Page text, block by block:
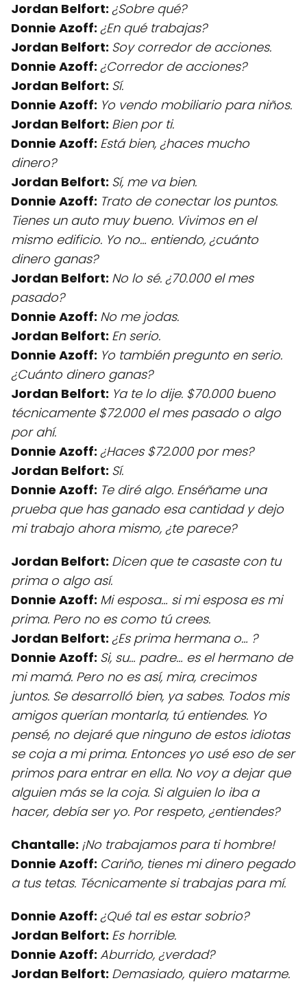
Jordan Belfort: ¿Sobre qué?
Donnie Azoff: ¿En qué trabajas?
Jordan Belfort: Soy corredor de acciones.
Donnie Azoff: ¿Corredor de acciones?
Jordan Belfort: Sí.
Donnie Azoff: Yo vendo mobiliario para niños.
Jordan Belfort: Bien por ti.
Donnie Azoff: Está bien, ¿haces mucho
dinero?
Jordan Belfort: Sí, me va bien.
Donnie Azoff: Trato de conectar los puntos.
Tienes un auto muy bueno. Vivimos en el
mismo edificio. Yo no… entiendo, ¿cuánto
dinero ganas?
Jordan Belfort: No lo sé. ¿70.000 el mes
pasado?
Donnie Azoff: No me jodas.
Jordan Belfort: En serio.
Donnie Azoff: Yo también pregunto en serio.
¿Cuánto dinero ganas?
Jordan Belfort: Ya te lo dije. $70.000 bueno
técnicamente $72.000 el mes pasado o algo
por ahí.
Donnie Azoff: ¿Haces $72.000 por mes?
Jordan Belfort: Sí.
Donnie Azoff: Te diré algo. Enséñame una
prueba que has ganado esa cantidad y dejo
mi trabajo ahora mismo, ¿te parece?
Jordan Belfort: Dicen que te casaste con tu
prima o algo así.
Donnie Azoff: Mi esposa… si mi esposa es mi
prima. Pero no es como tú crees.
Jordan Belfort: ¿Es prima hermana o… ?
Donnie Azoff: Si, su… padre… es el hermano de
mi mamá. Pero no es así, mira, crecimos
juntos. Se desarrolló bien, ya sabes. Todos mis
amigos querían montarla, tú entiendes. Yo
pensé, no dejaré que ninguno de estos idiotas
se coja a mi prima. Entonces yo usé eso de ser
primos para entrar en ella. No voy a dejar que
alguien más se la coja. Si alguien lo iba a
hacer, debía ser yo. Por respeto, ¿entiendes?
Chantalle: ¡No trabajamos para ti hombre!
Donnie Azoff: Cariño, tienes mi dinero pegado
a tus tetas. Técnicamente si trabajas para mí.
Donnie Azoff: ¿Qué tal es estar sobrio?
Jordan Belfort: Es horrible.
Donnie Azoff: Aburrido, ¿verdad?
Jordan Belfort: Demasiado, quiero matarme.